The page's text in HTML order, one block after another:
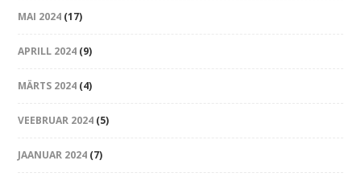
MAI 2024 (17)
APRILL 2024 (9)
MÄRTS 2024 (4)
VEEBRUAR 2024 (5)
JAANUAR 2024 (7)